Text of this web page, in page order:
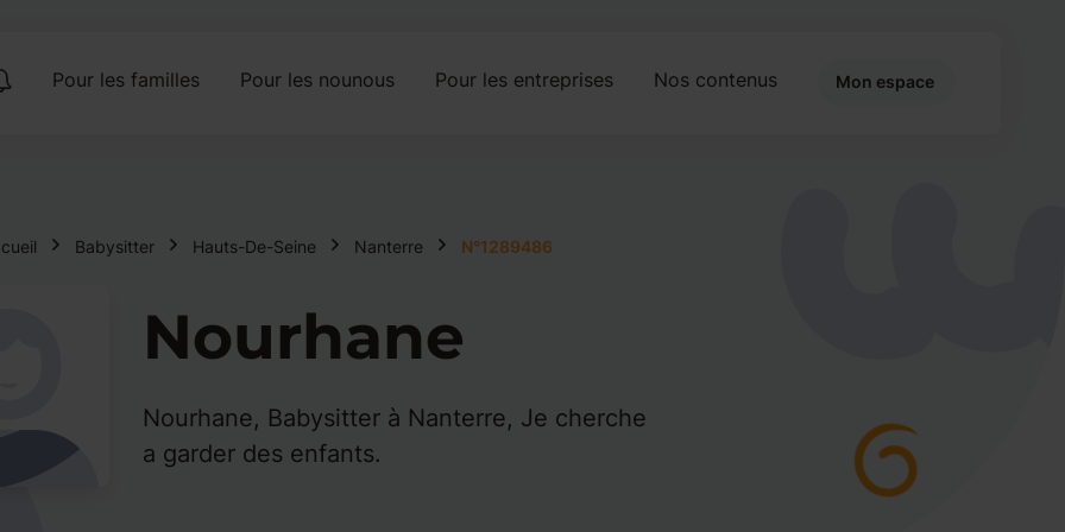
Pour les familles Pour les nounous Pour les entreprises Nos contenus Mon espace
Babysitter Hauts-De-Seine Nanterre N°1289486
Nourhane
Nourhane, Babysitter à Nanterre, Je cherche
a garder des enfants.